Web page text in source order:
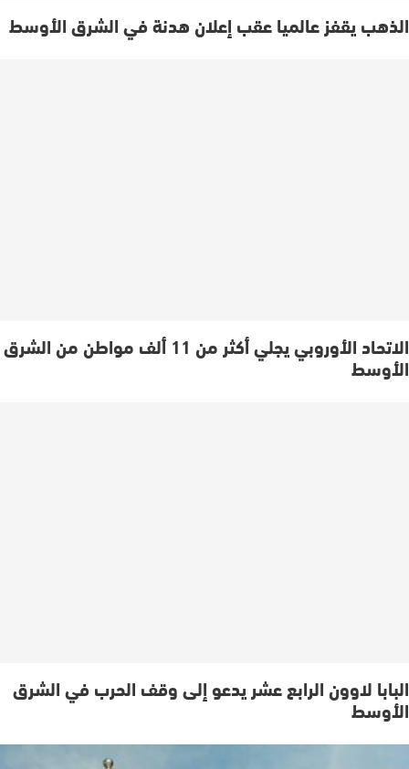
الذهب يقفز عالميا عقب إعلان هدنة في الشرق الأوسط
الاتحاد الأوروبي يجلي أكثر من 11 ألف مواطن من الشرق
الأوسط
البابا لاوون الرابع عشر يدعو إلى وقف الحرب في الشرق
الأوسط